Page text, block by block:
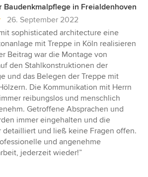
Baudenkmalpflege in Freialdenhoven
26. September 2022
sophisticated architecture eine
mit Treppe in Köln realisieren
Beitrag war die Montage von
den Stahlkonstruktionen der
und das Belegen der Treppe mit
Die Kommunikation mit Herrn
reibungslos und menschlich
Getroffene Absprachen und
immer eingehalten und die
detailliert und ließ keine Fragen offen.
und angenehme
jederzeit wieder!”